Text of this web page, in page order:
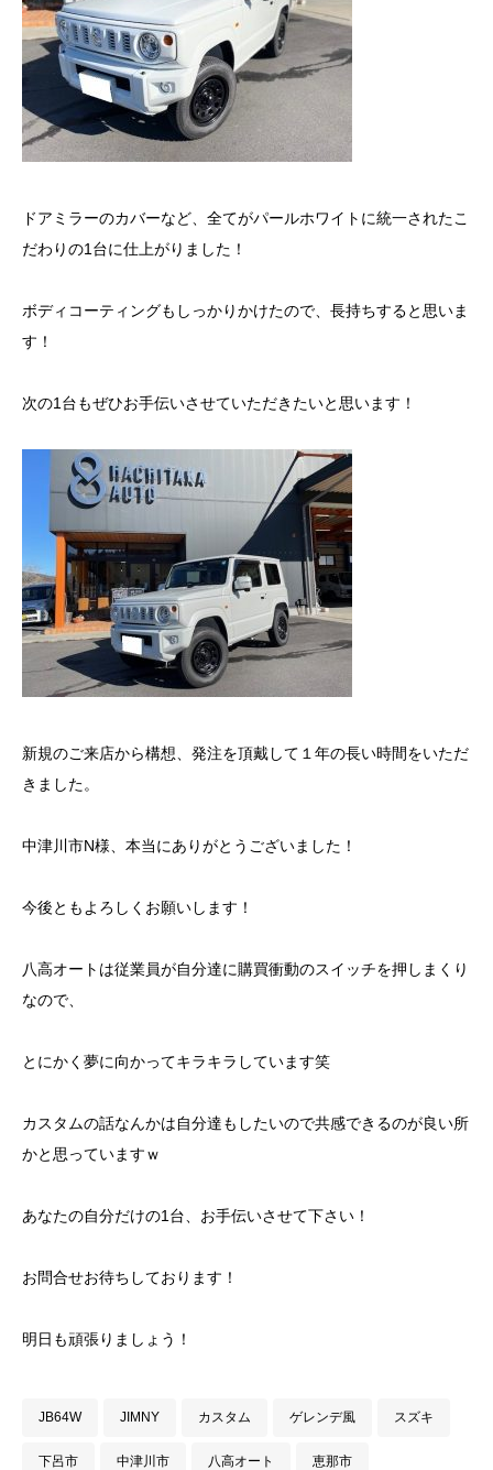
ドアミラーのカバーなど、全てがパールホワイトに統一されたこ
だわりの1台に仕上がりました！
ボディコーティングもしっかりかけたので、長持ちすると思いま
す！
次の1台もぜひお手伝いさせていただきたいと思います！
新規のご来店から構想、発注を頂戴して１年の長い時間をいただ
きました。
中津川市N様、本当にありがとうございました！
今後ともよろしくお願いします！
八高オートは従業員が自分達に購買衝動のスイッチを押しまくり
なので、
とにかく夢に向かってキラキラしています笑
カスタムの話なんかは自分達もしたいので共感できるのが良い所
かと思っていますｗ
あなたの自分だけの1台、お手伝いさせて下さい！
お問合せお待ちしております！
明日も頑張りましょう！
JB64W JIMNY カスタム ゲレンデ風 スズキ
下呂市 中津川市 八高オート 恵那市